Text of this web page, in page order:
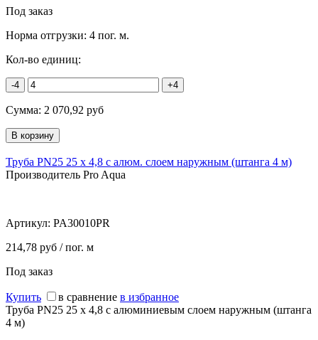
Под заказ
Норма отгрузки: 4 пог. м.
Кол-во единиц:
-4 +4
Сумма: 2 070,92 руб
Труба PN25 25 х 4,8 с алюм. слоем наружным (штанга 4 м)
Производитель Pro Aqua
Артикул: PA30010PR
214,78 руб / пог. м
Под заказ
Купить в сравнение в избранное
Труба PN25 25 х 4,8 с алюминиевым слоем наружным (штанга
4 м)